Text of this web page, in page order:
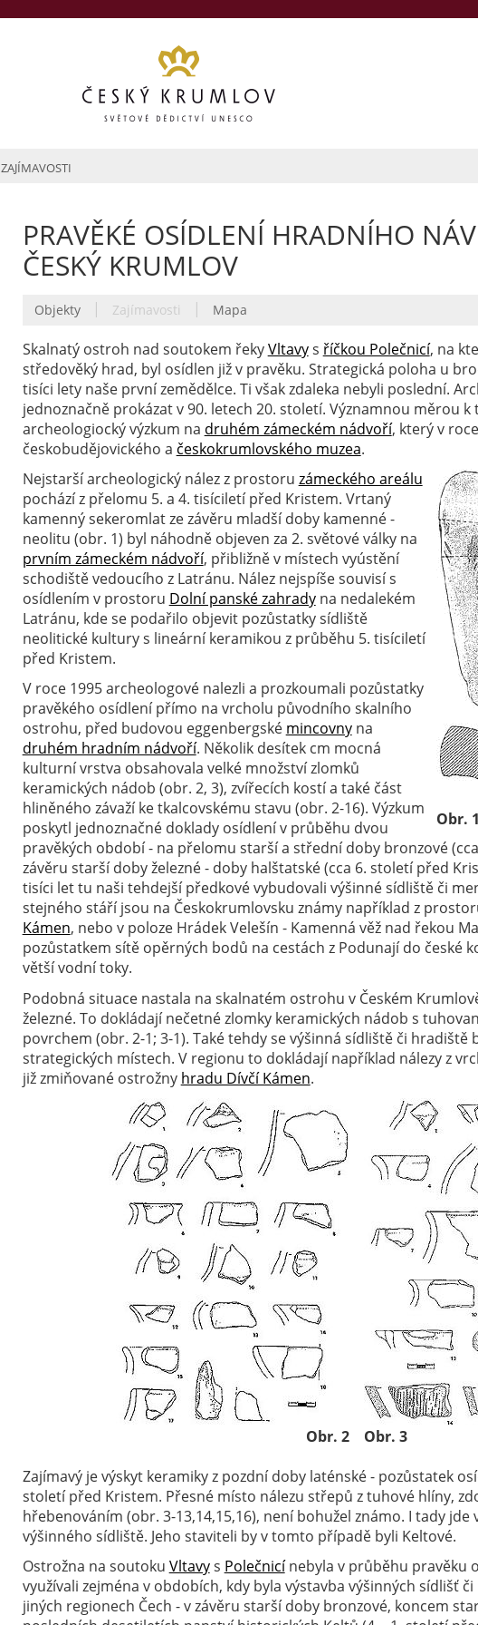
ZAJÍMAVOSTI
PRAVĚKÉ OSÍDLENÍ HRADNÍHO
ČESKÝ KRUMLOV
Objekty | Zajímavosti | Mapa
Skalnatý ostroh nad soutokem řekyVltavys říčkou Polečnicí, na
středověký hrad, byl osídlen již v pravěku. Strategická poloha u
tisíci lety naše první zemědělce. Ti však zdaleka nebyli poslední.
jednoznačně prokázat v 90. letech 20. století. Významnou měrou
archeologiocký výzkum na druhém zámeckém nádvoří, který v
českobudějovického a českokrumlovského muzea.
Obr. 1
Nejstarší archeologický nález z prostoru zámeckého areálu
pochází z přelomu 5. a 4. tisíciletí před Kristem. Vrtaný
kamenný sekeromlat ze závěru mladší doby kamenné -
neolitu (obr. 1) byl náhodně objeven za 2. světové války na
prvním zámeckém nádvoří, přibližně v místech vyústění
schodiště vedoucího z Latránu. Nález nejspíše souvisí s
osídlením v prostoru Dolní panské zahradyna nedalekém
Latránu, kde se podařilo objevit pozůstatky sídliště
neolitické kultury s lineární keramikou z průběhu 5. tisíciletí
před Kristem.
V roce 1995 archeologové nalezli a prozkoumali pozůstatky
pravěkého osídlení přímo na vrcholu původního skalního
ostrohu, před budovou eggenbergské mincovnyna
druhém hradním nádvoří. Několik desítek cm mocná
kulturní vrstva obsahovala velké množství zlomků
keramických nádob (obr. 2, 3), zvířecích kostí a také část
hliněného závaží ke tkalcovskému stavu (obr. 2-16). Výzkum
poskytl jednoznačné doklady osídlení v průběhu dvou
pravěkých období - na přelomu starší a střední doby bronzové
závěru starší doby železné - doby halštatské (cca 6. století před
tisíci let tu naši tehdejší předkové vybudovali výšinné sídliště či
stejného stáří jsou na Českokrumlovsku známy například z
Kámen, nebo v poloze Hrádek Velešín - Kamenná věž nad řekou
pozůstatkem sítě opěrných bodů na cestách z Podunají do české
větší vodní toky.
Podobná situace nastala na skalnatém ostrohu v Českém
železné. To dokládají nečetné zlomky keramických nádob s
povrchem (obr. 2-1; 3-1). Také tehdy se výšinná sídliště či hradiště
strategických místech. V regionu to dokládají například nálezy z
již zmiňované ostrožny hradu Dívčí Kámen.
Obr. 2
Obr. 3
Zajímavý je výskyt keramiky z pozdní doby laténské - pozůstatek
století před Kristem. Přesné místo nálezu střepů z tuhové hlíny,
hřebenováním (obr. 3-13,14,15,16), není bohužel známo. I tady jde
výšinného sídliště. Jeho staviteli by v tomto případě byli Keltové.
Ostrožna na soutoku Vltavys Polečnicínebyla v průběhu pravěku
využívali zejména v obdobích, kdy byla výstavba výšinných sídlišť
jiných regionech Čech - v závěru starší doby bronzové, koncem